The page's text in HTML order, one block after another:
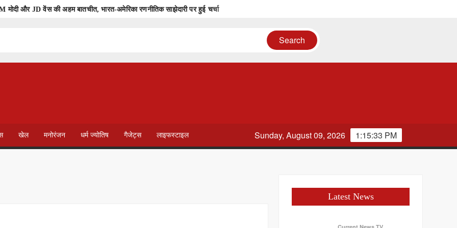
मोदी और JD वेंस की अहम बातचीत, भारत-अमेरिका रणनीतिक साझेदारी पर हुई चर्चा
खेल मनोरंजन धर्म ज्योतिष गैजेट्स लाइफस्टाइल 1:15:33 PM
Sunday, August 09, 2026
Latest News